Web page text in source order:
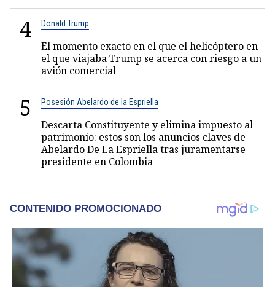
4 Donald Trump
El momento exacto en el que el helicóptero en
el que viajaba Trump se acerca con riesgo a un
avión comercial
5 Posesión Abelardo de la Espriella
Descarta Constituyente y elimina impuesto al
patrimonio: estos son los anuncios claves de
Abelardo De La Espriella tras juramentarse
presidente en Colombia